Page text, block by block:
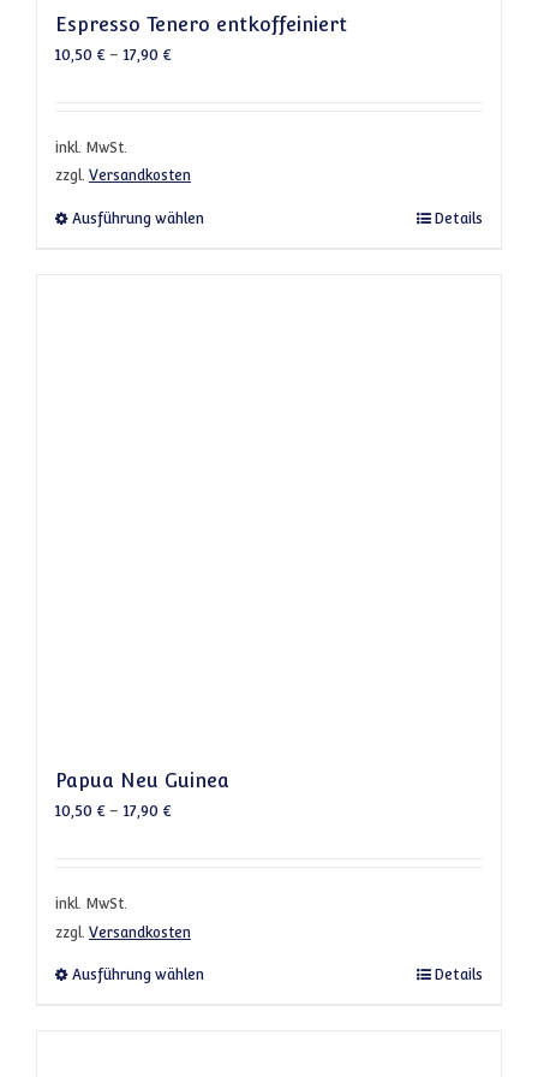
Espresso Tenero entkoffeiniert
10,50 €– 17,90 €
inkl. MwSt.
zzgl. Versandkosten
Ausführung wählen Dieses Produkt weist mehrere Varianten
Details
Papua Neu Guinea
10,50 €– 17,90 €
inkl. MwSt.
zzgl. Versandkosten
Ausführung wählen Dieses Produkt weist mehrere Varianten
Details